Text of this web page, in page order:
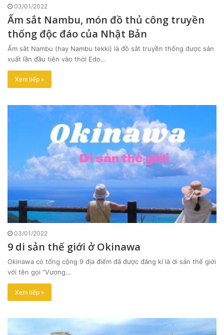
03/01/2022
Ấm sắt Nambu, món đồ thủ công truyền
thống độc đáo của Nhật Bản
Ấm sắt Nambu (hay Nambu tekki) là đồ sắt truyền thống được sản
xuất lần đầu tiên vào thời Edo…
Xem tiếp »
03/01/2022
9 di sản thế giới ở Okinawa
Okinawa có tổng cộng 9 địa điểm đã được đăng kí là di sản thế giới
với tên gọi “Vương…
Xem tiếp »